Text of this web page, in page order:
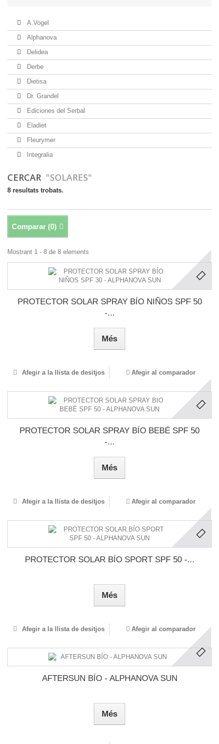
A.Vogel
Alphanova
Delidea
Derbe
Dietisa
Dr. Grandel
Ediciones del Serbal
Eladiet
Fleurymer
Integralia
CERCAR "SOLARES"
8 resultats trobats.
Comparar (0)
Mostrant 1 - 8 de 8 elements
PROTECTOR SOLAR SPRAY BÍO NIÑOS SPF 50
-...
Més
Afegir a la llista de desitjos Afegir al comparador
PROTECTOR SOLAR SPRAY BÍO BEBÉ SPF 50
-...
Més
Afegir a la llista de desitjos Afegir al comparador
PROTECTOR SOLAR BÍO SPORT SPF 50 -...
Més
Afegir a la llista de desitjos Afegir al comparador
AFTERSUN BÍO - ALPHANOVA SUN
Més